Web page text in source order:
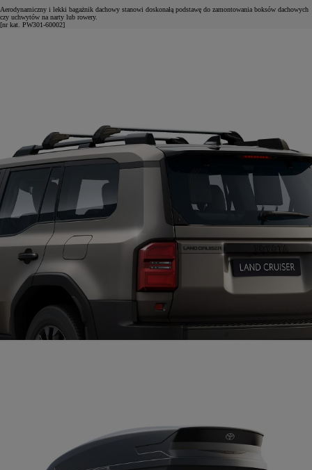
Aerodynamiczny i lekki bagażnik dachowy stanowi doskonałą podstawę do zamontowania boksów dachowych
czy uchwytów na narty lub rowery.
[nr kat. PW301-60002]